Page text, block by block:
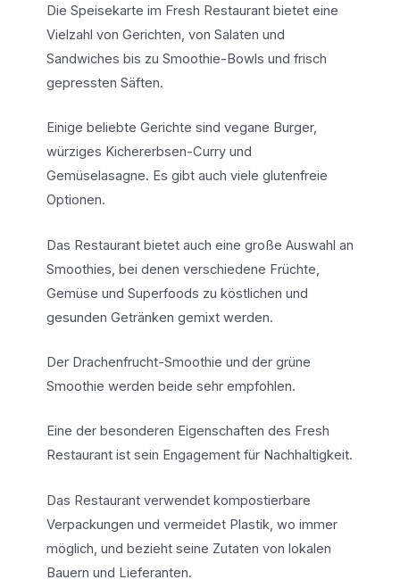
Die Speisekarte im Fresh Restaurant bietet eine
Vielzahl von Gerichten, von Salaten und
Sandwiches bis zu Smoothie-Bowls und frisch
gepressten Säften.
Einige beliebte Gerichte sind vegane Burger,
würziges Kichererbsen-Curry und
Gemüselasagne. Es gibt auch viele glutenfreie
Optionen.
Das Restaurant bietet auch eine große Auswahl an
Smoothies, bei denen verschiedene Früchte,
Gemüse und Superfoods zu köstlichen und
gesunden Getränken gemixt werden.
Der Drachenfrucht-Smoothie und der grüne
Smoothie werden beide sehr empfohlen.
Eine der besonderen Eigenschaften des Fresh
Restaurant ist sein Engagement für Nachhaltigkeit.
Das Restaurant verwendet kompostierbare
Verpackungen und vermeidet Plastik, wo immer
möglich, und bezieht seine Zutaten von lokalen
Bauern und Lieferanten.